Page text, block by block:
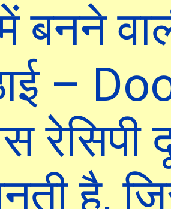
बनने
–
रेसिपी
है,